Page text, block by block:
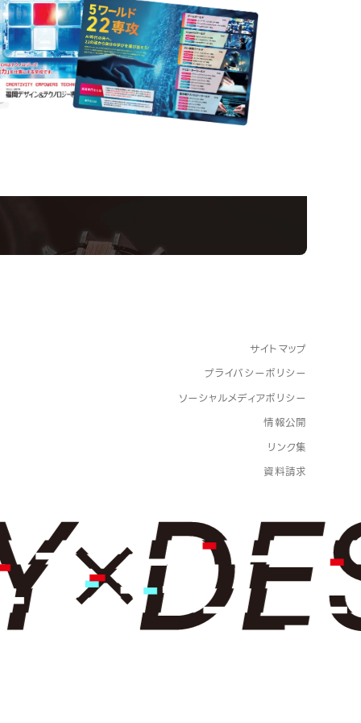
サイトマップ
プライバシーポリシー
ソーシャルメディアポリシー
情報公開
リンク集
資料請求